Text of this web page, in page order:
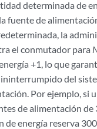
determinada de
fuente de
la
el conmutador para
+1, lo que
del
Por ejemplo, si
de alimentación de
de energía reserva